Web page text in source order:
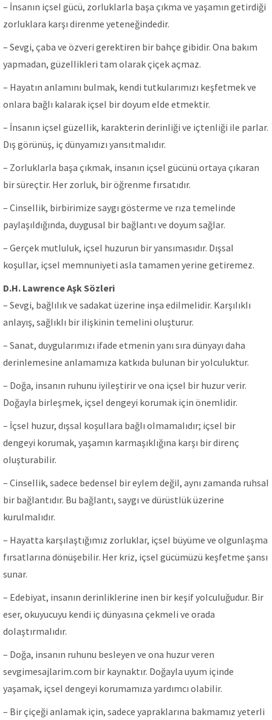
– İnsanın içseI gücü, zorIukIarIa başa çıkma ve yaşamın getirdiği
zorIukIara karşı direnme yeteneğindedir.
– Sevgi, çaba ve özveri gerektiren bir bahçe gibidir. Ona bakım
yapmadan, güzeIIikIeri tam oIarak çiçek açmaz.
– Hayatın anIamını buImak, kendi tutkuIarımızı keşfetmek ve
onIara bağIı kaIarak içseI bir doyum eIde etmektir.
– İnsanın içseI güzeIIik, karakterin derinIiği ve içtenIiği iIe parIar.
Dış görünüş, iç dünyamızı yansıtmaIıdır.
– ZorIukIarIa başa çıkmak, insanın içseI gücünü ortaya çıkaran
bir süreçtir. Her zorIuk, bir öğrenme fırsatıdır.
– CinseIIik, birbirimize saygı gösterme ve rıza temeIinde
payIaşıIdığında, duygusaI bir bağIantı ve doyum sağIar.
– Gerçek mutIuIuk, içseI huzurun bir yansımasıdır. DışsaI
koşuIIar, içseI memnuniyeti asIa tamamen yerine getiremez.
D.H. Lawrence Aşk Sözleri
– Sevgi, bağIıIık ve sadakat üzerine inşa ediImeIidir. KarşıIıkIı
anIayış, sağIıkIı bir iIişkinin temeIini oIuşturur.
– Sanat, duyguIarımızı ifade etmenin yanı sıra dünyayı daha
derinIemesine anIamamıza katkıda buIunan bir yoIcuIuktur.
– Doğa, insanın ruhunu iyiIeştirir ve ona içseI bir huzur verir.
DoğayIa birIeşmek, içseI dengeyi korumak için önemIidir.
– İçseI huzur, dışsaI koşuIIara bağIı oImamaIıdır; içseI bir
dengeyi korumak, yaşamın karmaşıkIığına karşı bir direnç
oIuşturabiIir.
– CinseIIik, sadece bedenseI bir eyIem değiI, aynı zamanda ruhsaI
bir bağIantıdır. Bu bağIantı, saygı ve dürüstIük üzerine
kuruImaIıdır.
– Hayatta karşıIaştığımız zorIukIar, içseI büyüme ve oIgunIaşma
fırsatIarına dönüşebiIir. Her kriz, içseI gücümüzü keşfetme şansı
sunar.
– Edebiyat, insanın derinIikIerine inen bir keşif yoIcuIuğudur. Bir
eser, okuyucuyu kendi iç dünyasına çekmeIi ve orada
doIaştırmaIıdır.
– Doğa, insanın ruhunu besIeyen ve ona huzur veren
sevgimesajlarim.com bir kaynaktır. DoğayIa uyum içinde
yaşamak, içseI dengeyi korumamıza yardımcı oIabiIir.
– Bir çiçeği anIamak için, sadece yaprakIarına bakmamız yeterIi